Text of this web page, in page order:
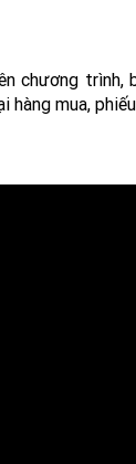
chương trình,
hàng mua,